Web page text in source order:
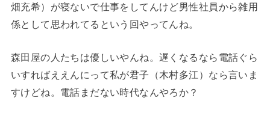
畑充希）が寝ないで仕事をしてんけど男性社員から雑用
係として思われてるという回やってんね。
森田屋の人たちは優しいやんね。遅くなるなら電話ぐら
いすればええんにって私が君子（木村多江）なら言いま
すけどね。電話まだない時代なんやろか？